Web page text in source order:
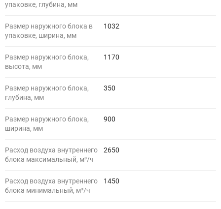
упаковке, глубина, мм
Размер наружного блока в
упаковке, ширина, мм
1032
Размер наружного блока,
высота, мм
1170
Размер наружного блока,
глубина, мм
350
Размер наружного блока,
ширина, мм
900
Расход воздуха внутреннего
блока максимальный, м³/ч
2650
Расход воздуха внутреннего
блока минимальный, м³/ч
1450